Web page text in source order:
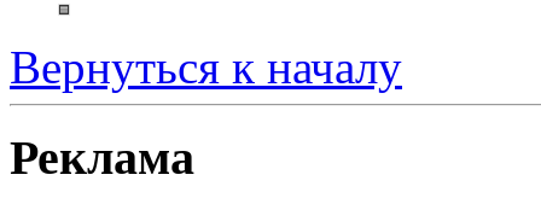
Вернуться к началу
Реклама